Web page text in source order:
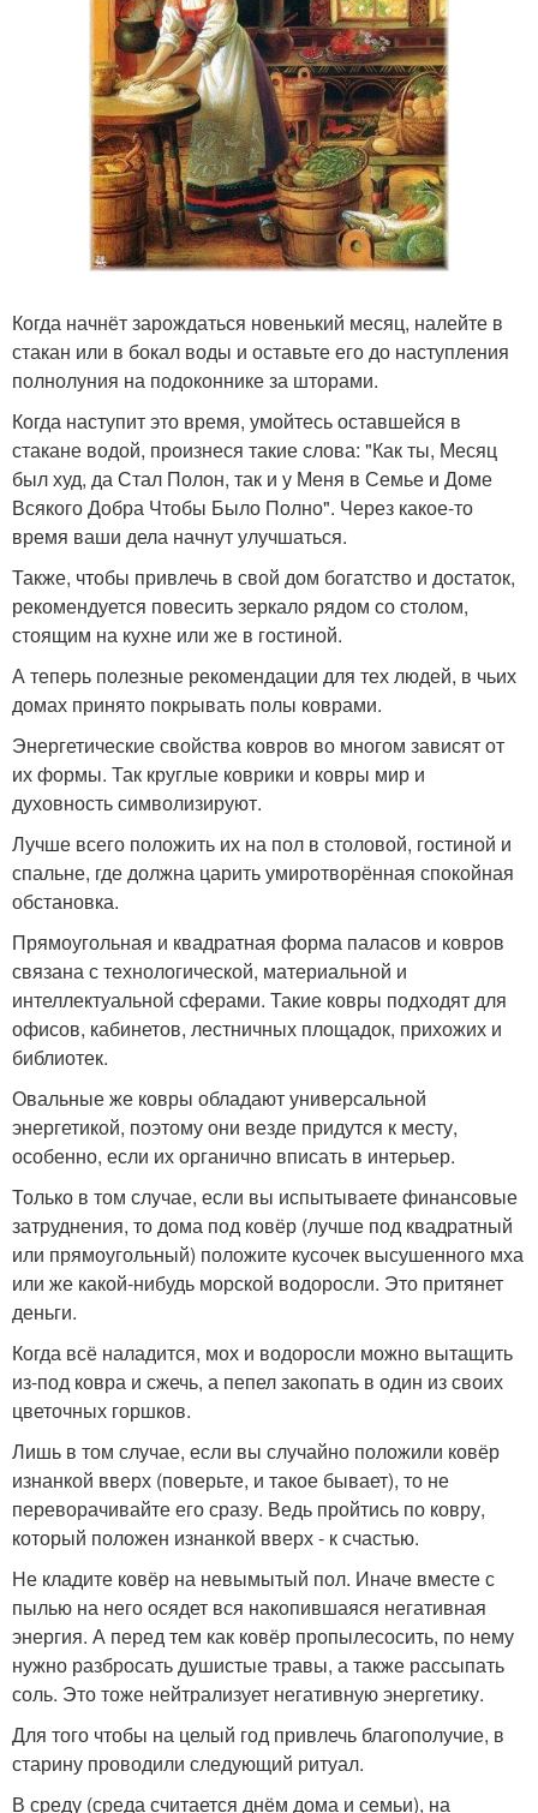
Когда начнёт зарождаться новенький месяц, налейте в
стакан или в бокал воды и оставьте его до наступления
полнолуния на подоконнике за шторами.
Когда наступит это время, умойтесь оставшейся в
стакане водой, произнеся такие слова: "Как ты, Месяц
был худ, да Стал Полон, так и у Меня в Семье и Доме
Всякого Добра Чтобы Было Полно". Через какое-то
время ваши дела начнут улучшаться.
Также, чтобы привлечь в свой дом богатство и достаток,
рекомендуется повесить зеркало рядом со столом,
стоящим на кухне или же в гостиной.
А теперь полезные рекомендации для тех людей, в чьих
домах принято покрывать полы коврами.
Энергетические свойства ковров во многом зависят от
их формы. Так круглые коврики и ковры мир и
духовность символизируют.
Лучше всего положить их на пол в столовой, гостиной и
спальне, где должна царить умиротворённая спокойная
обстановка.
Прямоугольная и квадратная форма паласов и ковров
связана с технологической, материальной и
интеллектуальной сферами. Такие ковры подходят для
офисов, кабинетов, лестничных площадок, прихожих и
библиотек.
Овальные же ковры обладают универсальной
энергетикой, поэтому они везде придутся к месту,
особенно, если их органично вписать в интерьер.
Только в том случае, если вы испытываете финансовые
затруднения, то дома под ковёр (лучше под квадратный
или прямоугольный) положите кусочек высушенного мха
или же какой-нибудь морской водоросли. Это притянет
деньги.
Когда всё наладится, мох и водоросли можно вытащить
из-под ковра и сжечь, а пепел закопать в один из своих
цветочных горшков.
Лишь в том случае, если вы случайно положили ковёр
изнанкой вверх (поверьте, и такое бывает), то не
переворачивайте его сразу. Ведь пройтись по ковру,
который положен изнанкой вверх - к счастью.
Не кладите ковёр на невымытый пол. Иначе вместе с
пылью на него осядет вся накопившаяся негативная
энергия. А перед тем как ковёр пропылесосить, по нему
нужно разбросать душистые травы, а также рассыпать
соль. Это тоже нейтрализует негативную энергетику.
Для того чтобы на целый год привлечь благополучие, в
старину проводили следующий ритуал.
В среду (среда считается днём дома и семьи), на